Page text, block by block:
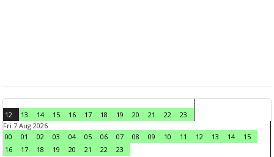
12 13 14 15 16 17 18 19 20 21 22
23
Fri 7 Aug 2026
00
01 02 03 04 05 06 07 08 09 10 11 12 13 14
15
16
17 18 19 20 21 22
23